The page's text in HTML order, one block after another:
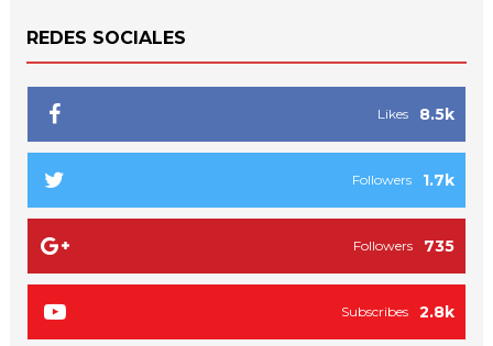
REDES SOCIALES
8.5k
Likes
1.7k
Followers
735
Followers
2.8k
Subscribes